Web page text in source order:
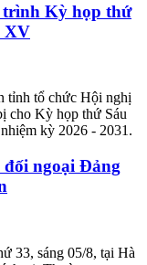
Kỳ họp thứ
XV
tỉnh tổ chức Hội nghị
cho Kỳ họp thứ Sáu
kỳ 2026 - 2031.
đối ngoại Đảng
33, sáng 05/8, tại Hà